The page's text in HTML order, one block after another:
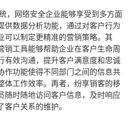
，网络安全企业能够享受到多方面
供数据分析功能，通过对客户行为
可以制定更精准的营销策略。其
销工具能够帮助企业在客户生命周
有效沟通，提升客户满意度和忠诚
作功能使得不同部门之间的信息共
体工作效率。再者，纷享销客的移
随时随地访问客户信息，及时响应
户关系的维护。